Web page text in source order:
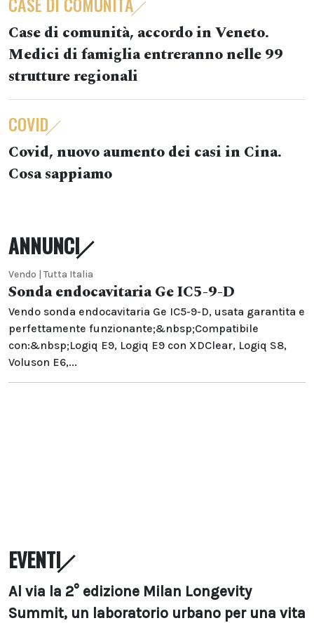
Case di comunità, accordo in Veneto.
Medici di famiglia entreranno nelle 99
strutture regionali
COVID
Covid, nuovo aumento dei casi in Cina.
Cosa sappiamo
ANNUNCI
Vendo | Tutta Italia
Sonda endocavitaria Ge IC5-9-D
Vendo sonda endocavitaria Ge IC5-9-D, usata garantita e
perfettamente funzionante;&nbsp;Compatibile
con:&nbsp;Logiq E9, Logiq E9 con XDClear, Logiq S8,
Voluson E6,...
EVENTI
Al via la 2° edizione Milan Longevity
Summit, un laboratorio urbano per una vita